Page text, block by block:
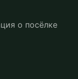
о посёлке